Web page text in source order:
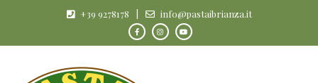
+39 9278178 info@pastaibrianza.it